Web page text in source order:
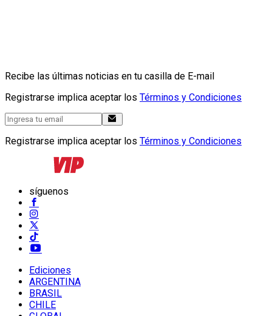
Recibe las últimas noticias en tu casilla de E-mail
Registrarse implica aceptar los Términos y Condiciones
Registrarse implica aceptar los Términos y Condiciones
síguenos
Ediciones
ARGENTINA
BRASIL
CHILE